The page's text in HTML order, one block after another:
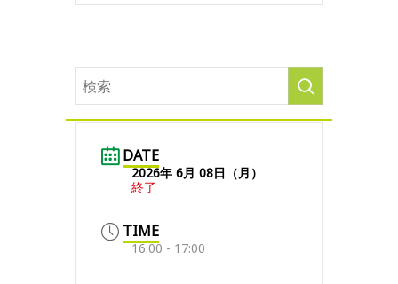
DATE
2026年 6月 08日（月）
終了
TIME
16:00 - 17:00